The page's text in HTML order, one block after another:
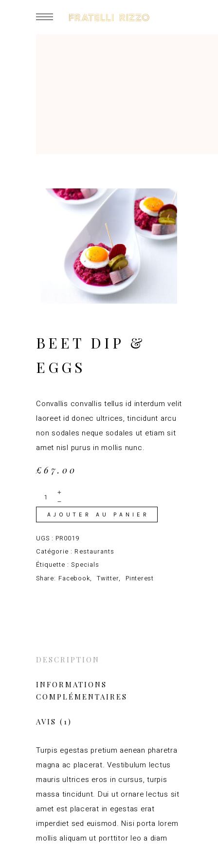
BEET DIP &
EGGS
Convallis convallis tellus id interdum velit
laoreet id donec ultrices, tincidunt arcu
non sodales neque sodales ut etiam sit
amet nisl purus in mollis nunc.
£67.00
Beet Dip
& Eggs
quantity
AJOUTER AU PANIER
UGS : PR0019
Catégorie : Restaurants
Étiquette :Specials
Share: Facebook Twitter Pinterest
DESCRIPTION
INFORMATIONS
COMPLÉMENTAIRES
AVIS (1)
Turpis egestas pretium aenean pharetra
magna ac placerat. Vestibulum lectus
mauris ultrices eros in cursus, turpis
massa tincidunt. Dui ut ornare lectus sit
amet est placerat in egestas erat
imperdiet sed euismod. Nisi porta lorem
mollis aliquam ut porttitor leo a diam